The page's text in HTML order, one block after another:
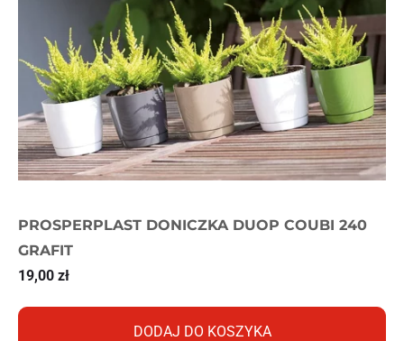
PROSPERPLAST DONICZKA DUOP COUBI 240
GRAFIT
19,00 zł
DODAJ DO KOSZYKA